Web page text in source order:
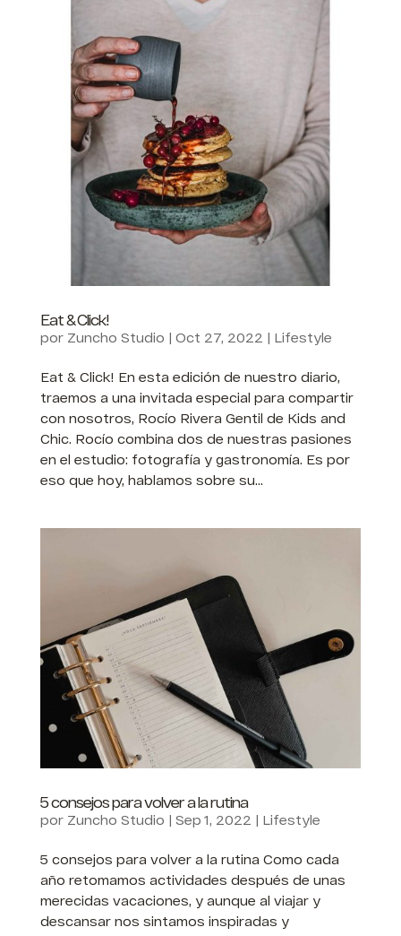
Eat & Click!
por Zuncho Studio | Oct 27, 2022 | Lifestyle
Eat & Click! En esta edición de nuestro diario,
traemos a una invitada especial para compartir
con nosotros, Rocío Rivera Gentil de Kids and
Chic. Rocío combina dos de nuestras pasiones
en el estudio: fotografía y gastronomía. Es por
eso que hoy, hablamos sobre su...
5 consejos para volver a la rutina
por Zuncho Studio | Sep 1, 2022 | Lifestyle
5 consejos para volver a la rutina Como cada
año retomamos actividades después de unas
merecidas vacaciones, y aunque al viajar y
descansar nos sintamos inspiradas y